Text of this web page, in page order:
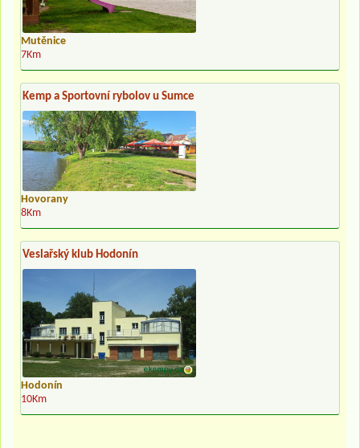
Mutěnice
7Km
Kemp a Sportovní rybolov u Sumce
Hovorany
8Km
Veslařský klub Hodonín
Hodonín
10Km